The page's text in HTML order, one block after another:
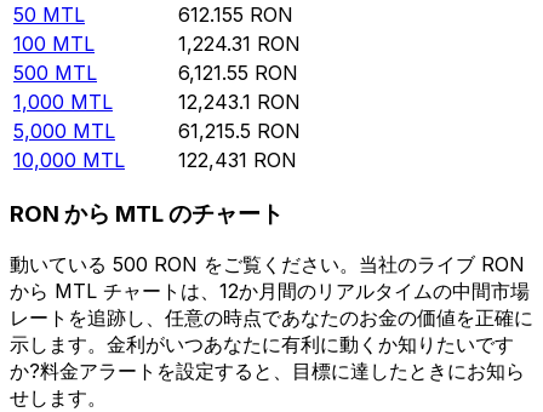
50 MTL 612.155 RON
100 MTL 1,224.31 RON
500 MTL 6,121.55 RON
1,000 MTL 12,243.1 RON
5,000 MTL 61,215.5 RON
10,000 MTL 122,431 RON
RON から MTL のチャート
動いている 500 RON をご覧ください。当社のライブ RON
から MTL チャートは、12か月間のリアルタイムの中間市場
レートを追跡し、任意の時点であなたのお金の価値を正確に
示します。金利がいつあなたに有利に動くか知りたいです
か?料金アラートを設定すると、目標に達したときにお知ら
せします。